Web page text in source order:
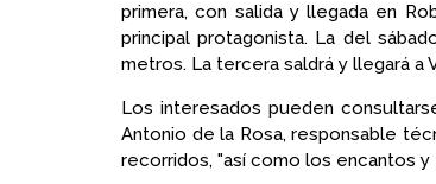
primera, con salida y llegada en
principal protagonista. La del
metros. La tercera saldrá y llegará a
Los interesados pueden
Antonio de la Rosa, responsable
recorridos, "así como los encantos